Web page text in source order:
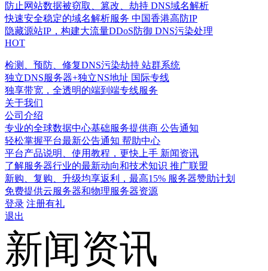
防止网站数据被窃取、篡改、劫持 DNS域名解析
快速安全稳定的域名解析服务 中国香港高防IP
隐藏源站IP，构建大流量DDoS防御 DNS污染处理
HOT
检测、预防、修复DNS污染劫持 站群系统
独立DNS服务器+独立NS地址 国际专线
独享带宽，全透明的端到端专线服务
关于我们
公司介绍
专业的全球数据中心基础服务提供商 公告通知
轻松掌握平台最新公告通知 帮助中心
平台产品说明、使用教程，更快上手 新闻资讯
了解服务器行业的最新动向和技术知识 推广联盟
新购、复购、升级均享返利，最高15% 服务器赞助计划
免费提供云服务器和物理服务器资源
登录 注册有礼
退出
新闻资讯